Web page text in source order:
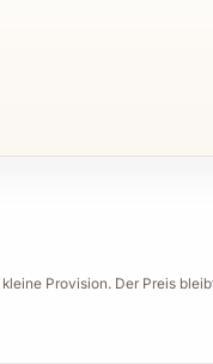
Provision. Der Preis